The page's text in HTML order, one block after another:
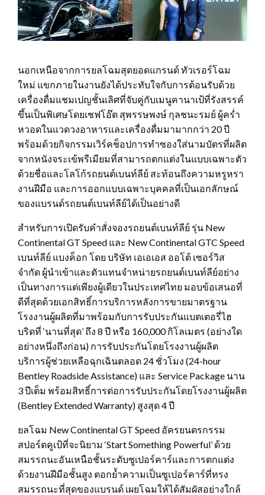
นอกเหนือจากการยลโฉมสุดยอดแกรนด์ ทัวเรอร์โฉม
ใหม่ แขกภายในงานยังได้ประทับใจกับการต้อนรับด้วย
เครื่องดื่มแชมเปญชั้นเลิศที่จับคู่กับเมนูคานาเป้ที่รังสรรค์
ขึ้นเป็นพิเศษโดยเชฟโอ๊ต สุพรรษพงษ์ กุลชนะรมย์ ผู้คร่ำ
หวอดในแวดวงอาหารและเครื่องดื่มมามากกว่า 20 ปี
พร้อมด้วยกิจกรรมเวิร์คช็อปการทำซองใส่นามบัตรที่ผลิต
จากหนังจระเข้พรีเมียมที่สามารถตกแต่งในแบบเฉพาะตัว
ด้วยชื่อและโลโก้รถยนต์เบนท์ลีย์ สะท้อนถึงความหรูหรา
งานฝีมือ และการออกแบบเฉพาะบุคคลที่เป็นเอกลักษณ์
ของแบรนด์รถยนต์เบนท์ลีย์ได้เป็นอย่างดี
สำหรับการเปิดรับคำสั่งจองรถยนต์เบนท์ลีย์ รุ่น New
Continental GT Speed และ New Continental GTC Speed
เบนท์ลีย์ แบงค็อก โดย บริษัท เอเอเอส ออโต้ เซอร์วิส
จำกัด ผู้นำเข้าและตัวแทนจำหน่ายรถยนต์เบนท์ลีย์อย่าง
เป็นทางการแต่เพียงผู้เดียวในประเทศไทย มอบข้อเสนอที่
ดีที่สุดด้วยเอกสิทธิ์การบริการหลังการขายมาตรฐาน
โรงงานผู้ผลิตที่มาพร้อมกับการรับประกันแบตเตอรี่ไฮ
บริดที่ ‘นานที่สุด’ ถึง 8 ปี หรือ 160,000 กิโลเมตร (อย่างใด
อย่างหนึ่งถึงก่อน) การรับประกันโดยโรงงานผู้ผลิต
บริการผู้ช่วยเหลือฉุกเฉินตลอด 24 ชั่วโมง (24-hour
Bentley Roadside Assistance) และ Service Package นาน
3 ปีเต็ม พร้อมสิทธิ์การต่อการรับประกันโดยโรงงานผู้ผลิต
(Bentley Extended Warranty) สูงสุด 4 ปี
ยลโฉม New Continental GT Speed อัครยนตรกรรม
สปอร์ตคูเป้ที่จะนิยาม ‘Start Something Powerful’ ด้วย
สมรรถนะอันเหนือชั้นระดับซูเปอร์คาร์และการตกแต่ง
ด้วยงานฝีมือชั้นสูง ตอกย้ำความเป็นซูเปอร์คาร์ที่ทรง
สมรรถนะที่สุดของแบรนด์ เผยโฉมให้ได้สัมผัสอย่างใกล้